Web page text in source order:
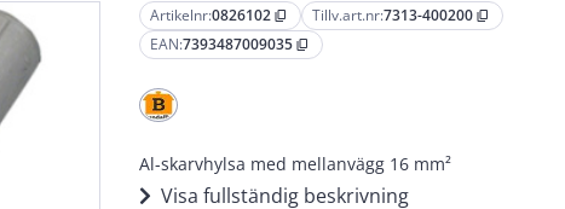
Artikelnr:0826102 content_copy Tillv.art.nr:7313-400200 content_copy
EAN:7393487009035 content_copy
Al-skarvhylsa med mellanvägg 16 mm²
Visa fullständig beskrivning